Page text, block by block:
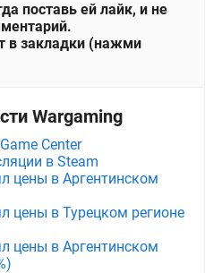
поставь ей лайк, и не
в закладки (нажми
Wargaming
Center
в Steam
цены в Аргентинском
цены в Турецком регионе
цены в Аргентинском